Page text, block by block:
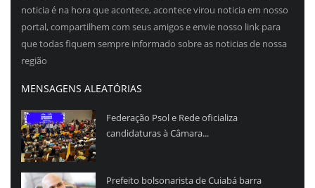
noticia é na hora que acontece, acontece virou noticia em nosso
portal, compartilhem com seus amigos e envie nosso link para
que todas fiquem sempre informado sobre as noticias de nossa
região
MENSAGENS ALEATÓRIAS
Federação Psol e Rede oficializa
candidaturas à Câmara...
Prefeito bolsonarista de Cuiabá barra